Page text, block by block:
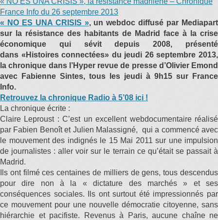
France Info du 26 septembre 2013
« NO ES UNA CRISIS », un webdoc diffusé par Mediapart
sur la résistance des habitants de Madrid face à la crise
économique qui sévit depuis 2008, présenté
dans «Histoires connectées» du jeudi 26 septembre 2013,
la chronique dans l’Hyper revue de presse d’Olivier Emond
avec Fabienne Sintes, tous les jeudi à 9h15 sur France
Info.
Retrouvez la chronique Radio à 5’08 ici !
La chronique écrite :
Claire Leproust : C’est un excellent webdocumentaire réalisé
par Fabien Benoît et Julien Malassigné, qui a commencé avec
le mouvement des indignés le 15 Mai 2011 sur une impulsion
de journalistes : aller voir sur le terrain ce qu’était se passait à
Madrid.
Ils ont filmé ces centaines de milliers de gens, tous descendus
pour dire non à la « dictature des marchés » et ses
conséquences sociales. Ils ont surtout été impressionnés par
ce mouvement pour une nouvelle démocratie citoyenne, sans
hiérarchie et pacifiste. Revenus à Paris, aucune chaîne ne